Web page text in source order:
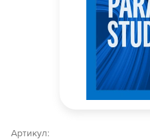
Артикул: